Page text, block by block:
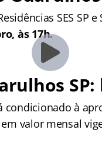
SES SP
às 17h.
SP:
condicionado à
valor mensal